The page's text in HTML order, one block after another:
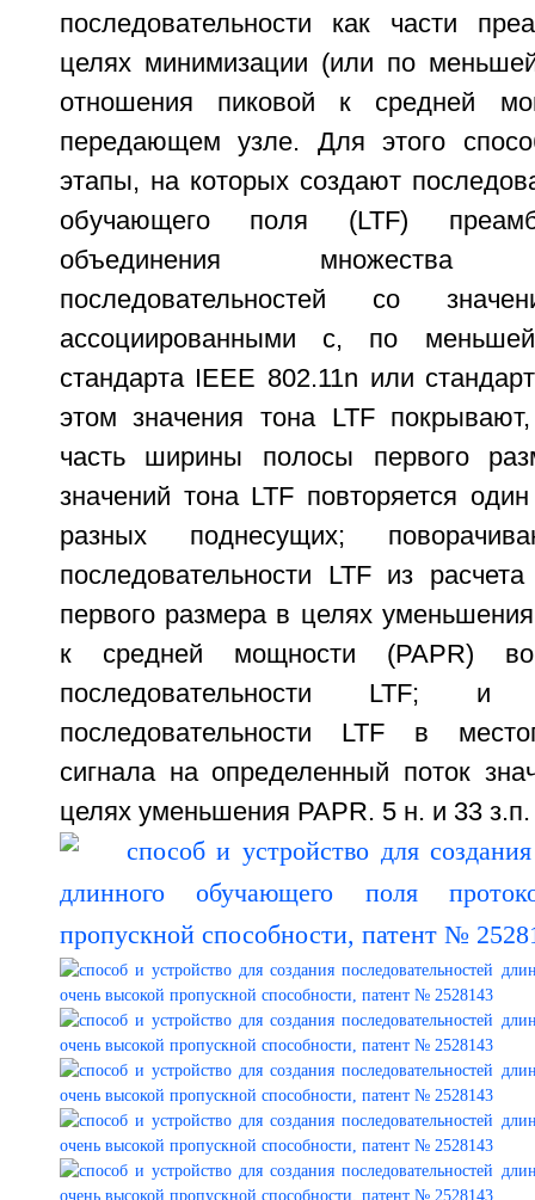
последовательности как части
целях минимизации (или по
отношения пиковой к средней
передающем узле. Для этого
этапы, на которых создают
обучающего поля (LTF)
объединения множества
последовательностей со
ассоциированными с, по
стандарта IEEE 802.11n или
этом значения тона LTF
часть ширины полосы первого
значений тона LTF повторяется
разных поднесущих;
последовательности LTF из
первого размера в целях
к средней мощности (PAPR)
последовательности LTF;
последовательности LTF в
сигнала на определенный поток
целях уменьшения PAPR. 5 н. и 33